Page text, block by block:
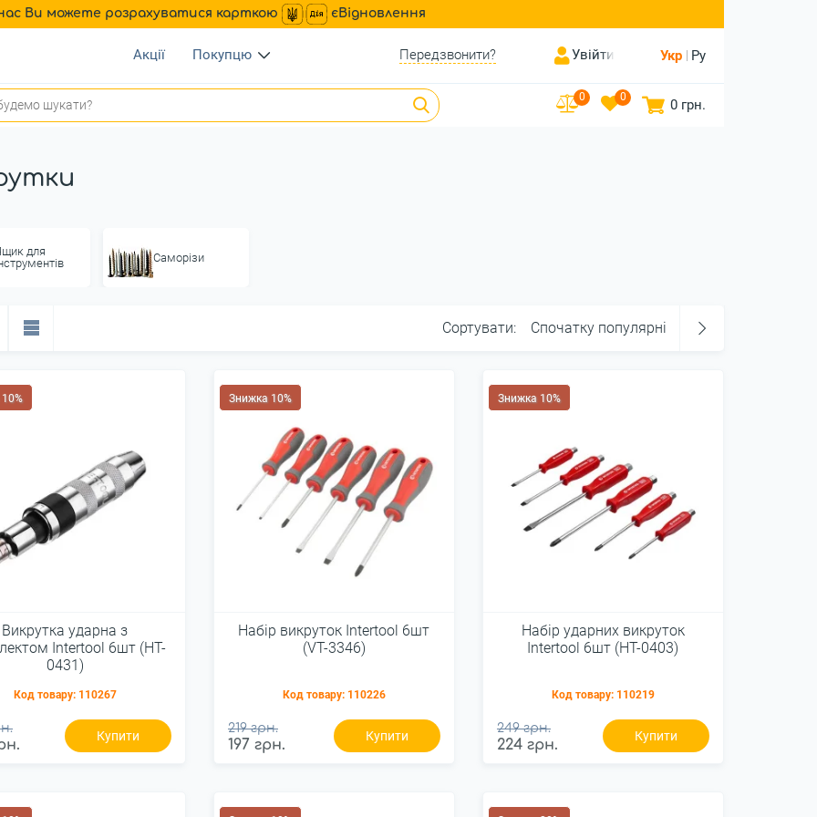
Ви можете розрахуватися карткою єВідновлення
Акції Покупцю Передзвонити? Увійти Укр Ру
0 0 0 грн.
для
Саморізи
Сортувати: Спочатку популярні
Викрутка ударна з
Intertool 6шт (HT-
0431)
Код товару: 110267
Купити
Знижка 10%
Набір викруток Intertool 6шт
(VT-3346)
Код товару: 110226
219 грн.
197 грн.
Купити
Знижка 10%
Набір ударних викруток
Intertool 6шт (HT-0403)
Код товару: 110219
249 грн.
224 грн.
Купити